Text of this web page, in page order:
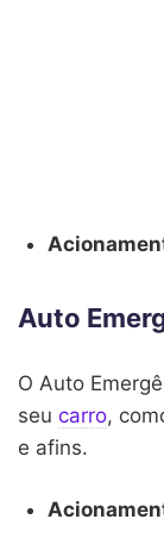
Auto
O Auto
seu carro,
e afins.